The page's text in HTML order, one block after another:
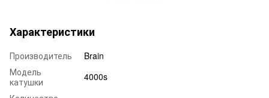
Характеристики
Производитель
Brain
Модель
катушки
4000s